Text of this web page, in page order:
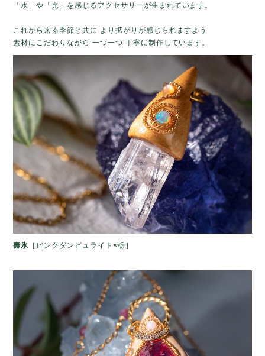
「水」や「光」を感じるアクセサリーが生まれています。
これから来る季節と共に より拡がりが感じられますよう
素材にこだわりながら 一つ一つ 丁寧に制作しています。
壽氷 ［ピンクダンビュライト×栃］